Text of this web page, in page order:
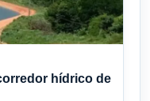
hídrico de